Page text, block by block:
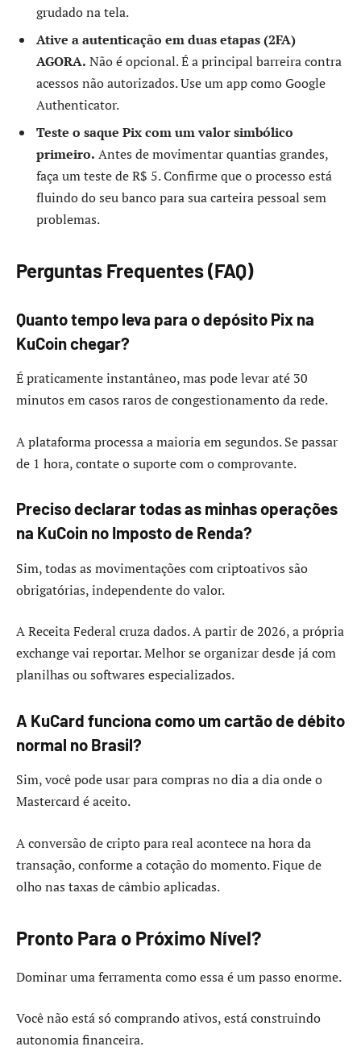
grudado na tela.
Ative a autenticação em duas etapas (2FA)
AGORA. Não é opcional. É a principal barreira contra
acessos não autorizados. Use um app como Google
Authenticator.
Teste o saque Pix com um valor simbólico
primeiro. Antes de movimentar quantias grandes,
faça um teste de R$ 5. Confirme que o processo está
fluindo do seu banco para sua carteira pessoal sem
problemas.
Perguntas Frequentes (FAQ)
Quanto tempo leva para o depósito Pix na
KuCoin chegar?
É praticamente instantâneo, mas pode levar até 30
minutos em casos raros de congestionamento da rede.
A plataforma processa a maioria em segundos. Se passar
de 1 hora, contate o suporte com o comprovante.
Preciso declarar todas as minhas operações
na KuCoin no Imposto de Renda?
Sim, todas as movimentações com criptoativos são
obrigatórias, independente do valor.
A Receita Federal cruza dados. A partir de 2026, a própria
exchange vai reportar. Melhor se organizar desde já com
planilhas ou softwares especializados.
A KuCard funciona como um cartão de débito
normal no Brasil?
Sim, você pode usar para compras no dia a dia onde o
Mastercard é aceito.
A conversão de cripto para real acontece na hora da
transação, conforme a cotação do momento. Fique de
olho nas taxas de câmbio aplicadas.
Pronto Para o Próximo Nível?
Dominar uma ferramenta como essa é um passo enorme.
Você não está só comprando ativos, está construindo
autonomia financeira.